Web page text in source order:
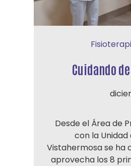
Cuidando
Desde el Área de
con la Unidad
Vistahermosa se ha
aprovecha los 8